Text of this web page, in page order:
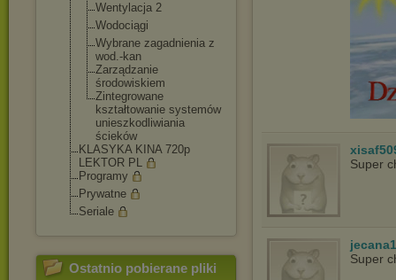
Wentylacja 2
Wodociągi
Wybrane zagadnienia z
wod.-kan
Zarządzanie
środowiskiem
Zintegrowane
kształtowanie systemów
unieszkodliwiania
ścieków
KLASYKA KINA 720p
LEKTOR PL
Programy
Prywatne
Seriale
Ostatnio pobierane pliki
Super
Super